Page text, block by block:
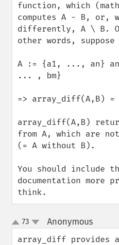
function, which
computes A - B, or,
differently, A \ B.
other words, suppose
A := {a1, ..., an}
... , bm}
=> array_diff(A,B)
array_diff(A,B)
from A, which are
(= A without B).
You should include
documentation more
think.
up
down
73 Anonymous¶
array_diff provides